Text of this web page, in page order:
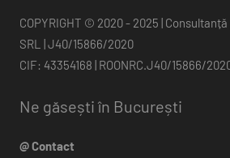
COPYRIGHT © 2020 - 2025 |
SRL | J40/15866/2020
CIF: 43354168 | ROONRC.J40/15866/
Ne găsești în București
@ Contact